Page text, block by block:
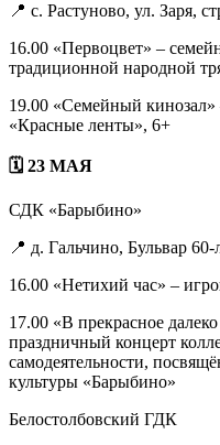
📍 с. Растуново, ул. Заря,
16.00 «Первоцвет» –
традиционной народной
19.00 «Семейный кинозал»
«Красные ленты», 6+
🗓 23 МАЯ
СДК «Барыбино»
📍 д. Гальчино, Бульвар
16.00 «Нетихий час» –
17.00 «В прекрасное
праздничный концерт
самодеятельности,
культуры «Барыбино»
Белостолбовский ГДК